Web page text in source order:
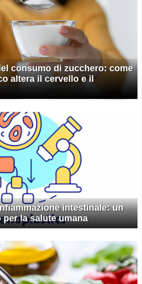
consumo di zucchero: come
altera il cervello e il
intestinale: un
la salute umana